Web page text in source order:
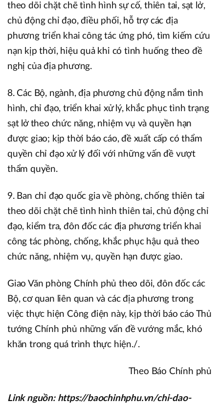
theo dõi chặt chẽ tình hình sự cố, thiên tai, sạt lở,
chủ động chỉ đạo, điều phối, hỗ trợ các địa
phương triển khai công tác ứng phó, tìm kiếm cứu
nạn kịp thời, hiệu quả khi có tình huống theo đề
nghị của địa phương.
8. Các Bộ, ngành, địa phương chủ động nắm tình
hình, chỉ đạo, triển khai xử lý, khắc phục tình trạng
sạt lở theo chức năng, nhiệm vụ và quyền hạn
được giao; kịp thời báo cáo, đề xuất cấp có thẩm
quyền chỉ đạo xử lý đối với những vấn đề vượt
thẩm quyền.
9. Ban chỉ đạo quốc gia về phòng, chống thiên tai
theo dõi chặt chẽ tình hình thiên tai, chủ động chỉ
đạo, kiểm tra, đôn đốc các địa phương triển khai
công tác phòng, chống, khắc phục hậu quả theo
chức năng, nhiệm vụ, quyền hạn được giao.
Giao Văn phòng Chính phủ theo dõi, đôn đốc các
Bộ, cơ quan liên quan và các địa phương trong
việc thực hiện Công điện này, kịp thời báo cáo Thủ
tướng Chính phủ những vấn đề vướng mắc, khó
khăn trong quá trình thực hiện./.
Theo Báo Chính phủ
Link nguồn: https://baochinhphu.vn/chi-dao-